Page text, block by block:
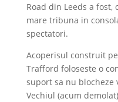
Road din Leeds a fost,
mare tribuna in
spectatori.
Acoperisul construit
Trafford foloseste o
suport sa nu blocheze
Vechiul (acum